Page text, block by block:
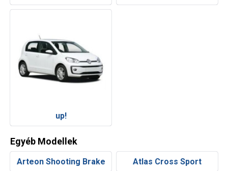
up!
Egyéb Modellek
Arteon Shooting Brake Atlas Cross Sport